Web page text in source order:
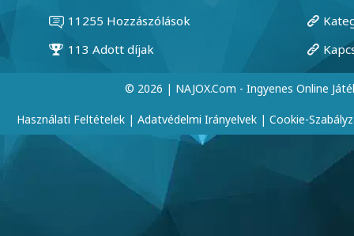
© 2026 | NAJOX.com - Ingyenes Online
Használati Feltételek| Adatvédelmi Irányelvek| Cookie-